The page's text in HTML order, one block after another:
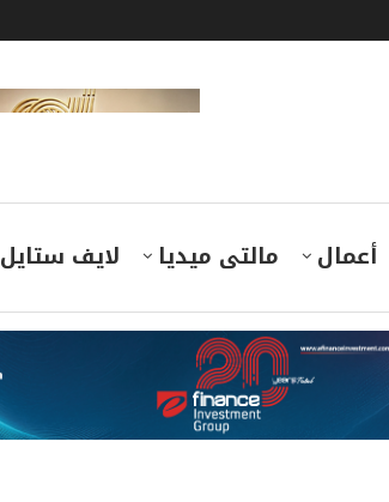
أعمال مالتى ميديا لايف ستايل